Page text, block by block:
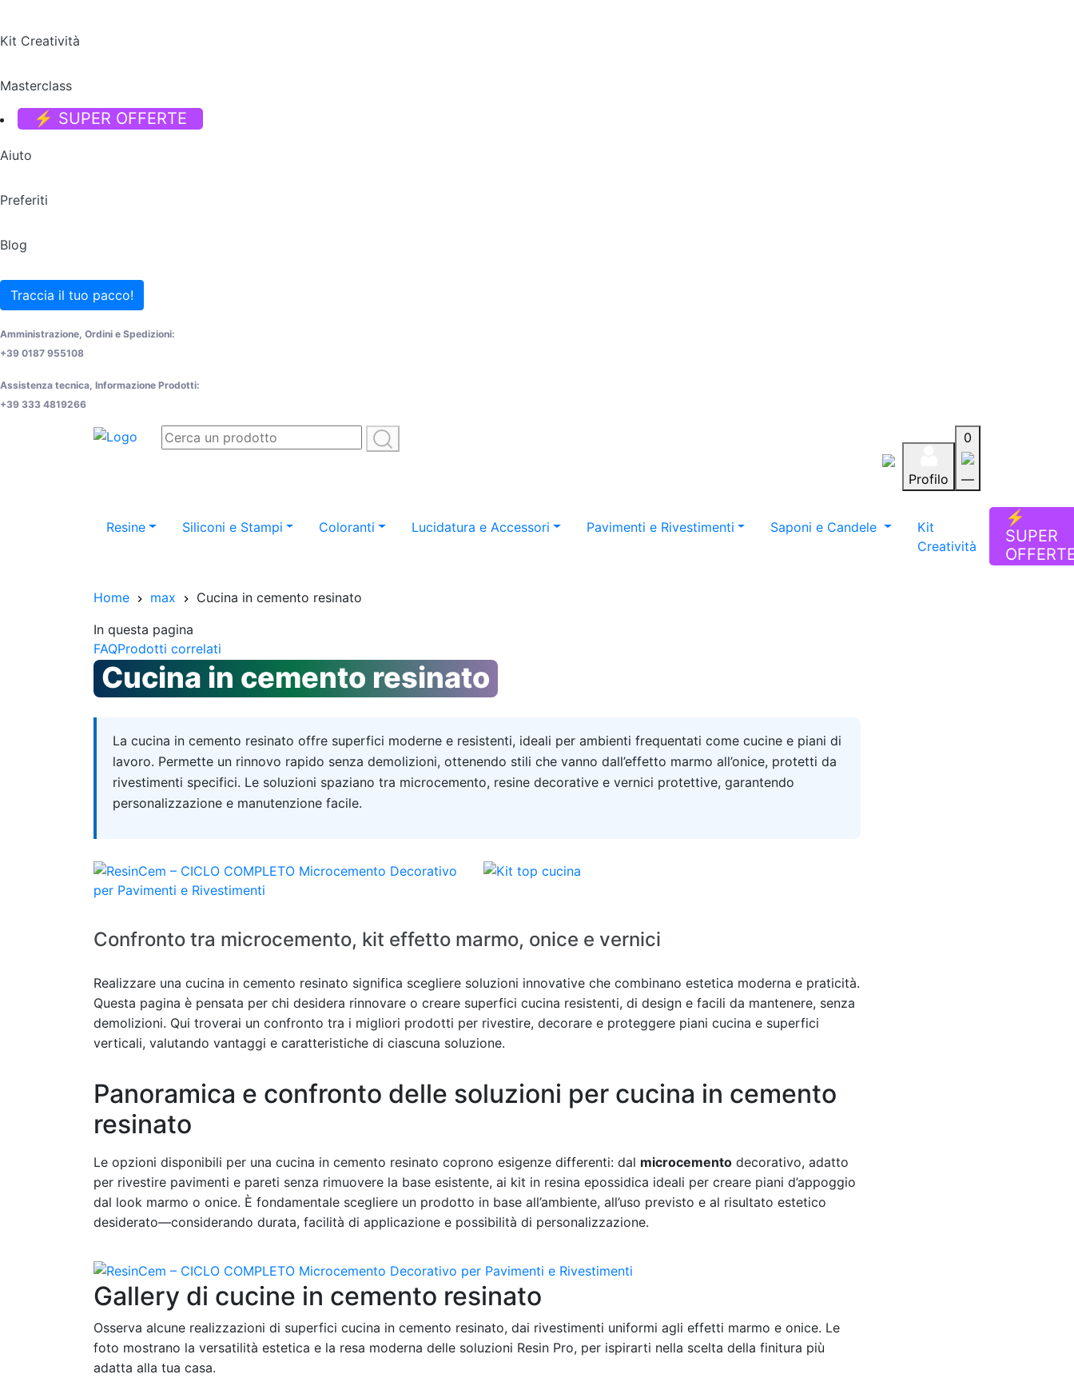
Kit Creatività
Masterclass
⚡ SUPER OFFERTE
Aiuto
Preferiti
Blog
Traccia il tuo pacco!
Amministrazione, Ordini e Spedizioni:
+39 0187 955108
Assistenza tecnica, Informazione Prodotti:
+39 333 4819266
Profilo
0
—
Resine Siliconi e Stampi Coloranti Lucidatura e Accessori Pavimenti e Rivestimenti Saponi e Candele
Kit
Creatività
⚡
SUPER
Home max
Cucina in cemento resinato
In questa pagina
FAQProdotti correlati
Cucina in cemento resinato
Quick answer
La cucina in cemento resinato offre superfici moderne e resistenti, ideali per ambienti frequentati come cucine e piani di
lavoro. Permette un rinnovo rapido senza demolizioni, ottenendo stili che vanno dall’effetto marmo all’onice, protetti da
rivestimenti specifici. Le soluzioni spaziano tra microcemento, resine decorative e vernici protettive, garantendo
personalizzazione e manutenzione facile.
Confronto tra microcemento, kit effetto marmo, onice e vernici
Realizzare una cucina in cemento resinato significa scegliere soluzioni innovative che combinano estetica moderna e praticità.
Questa pagina è pensata per chi desidera rinnovare o creare superfici cucina resistenti, di design e facili da mantenere, senza
demolizioni. Qui troverai un confronto tra i migliori prodotti per rivestire, decorare e proteggere piani cucina e superfici
verticali, valutando vantaggi e caratteristiche di ciascuna soluzione.
Panoramica e confronto delle soluzioni per cucina in cemento
resinato
Le opzioni disponibili per una cucina in cemento resinato coprono esigenze differenti: dal microcemento decorativo, adatto
per rivestire pavimenti e pareti senza rimuovere la base esistente, ai kit in resina epossidica ideali per creare piani d’appoggio
dal look marmo o onice. È fondamentale scegliere un prodotto in base all’ambiente, all’uso previsto e al risultato estetico
desiderato—considerando durata, facilità di applicazione e possibilità di personalizzazione.
Gallery di cucine in cemento resinato
Osserva alcune realizzazioni di superfici cucina in cemento resinato, dai rivestimenti uniformi agli effetti marmo e onice. Le
foto mostrano la versatilità estetica e la resa moderna delle soluzioni Resin Pro, per ispirarti nella scelta della finitura più
adatta alla tua casa.